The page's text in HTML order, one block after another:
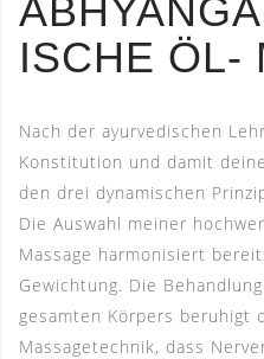
ISCHE ÖL-
Nach der ayurvedischen
Konstitution und damit
den drei dynamischen
Die Auswahl meiner
Massage harmonisiert
Gewichtung. Die
gesamten Körpers beruhigt
Massagetechnik, dass